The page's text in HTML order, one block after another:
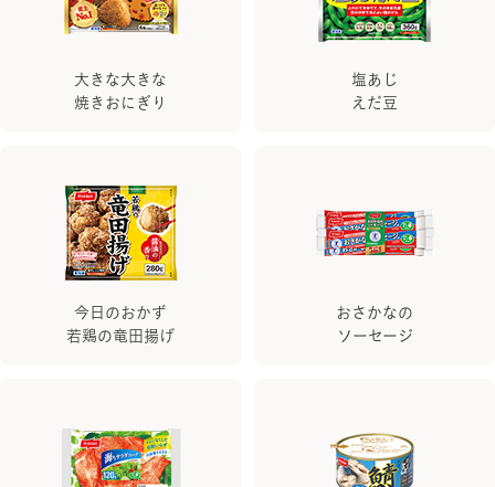
大きな大きな
焼きおにぎり
塩あじ
えだ豆
今日のおかず
若鶏の竜田揚げ
おさかなの
ソーセージ